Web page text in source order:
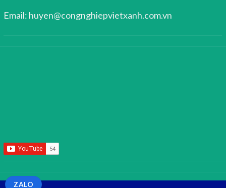
Email: huyen@congnghiepvietxanh.com.vn
ZALO